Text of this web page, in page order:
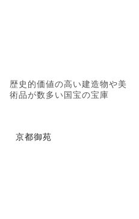
歴史的価値の高い建造物や美
術品が数多い国宝の宝庫
京都御苑